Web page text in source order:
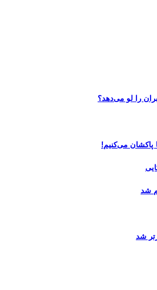
پاکشان می‌کنیم!